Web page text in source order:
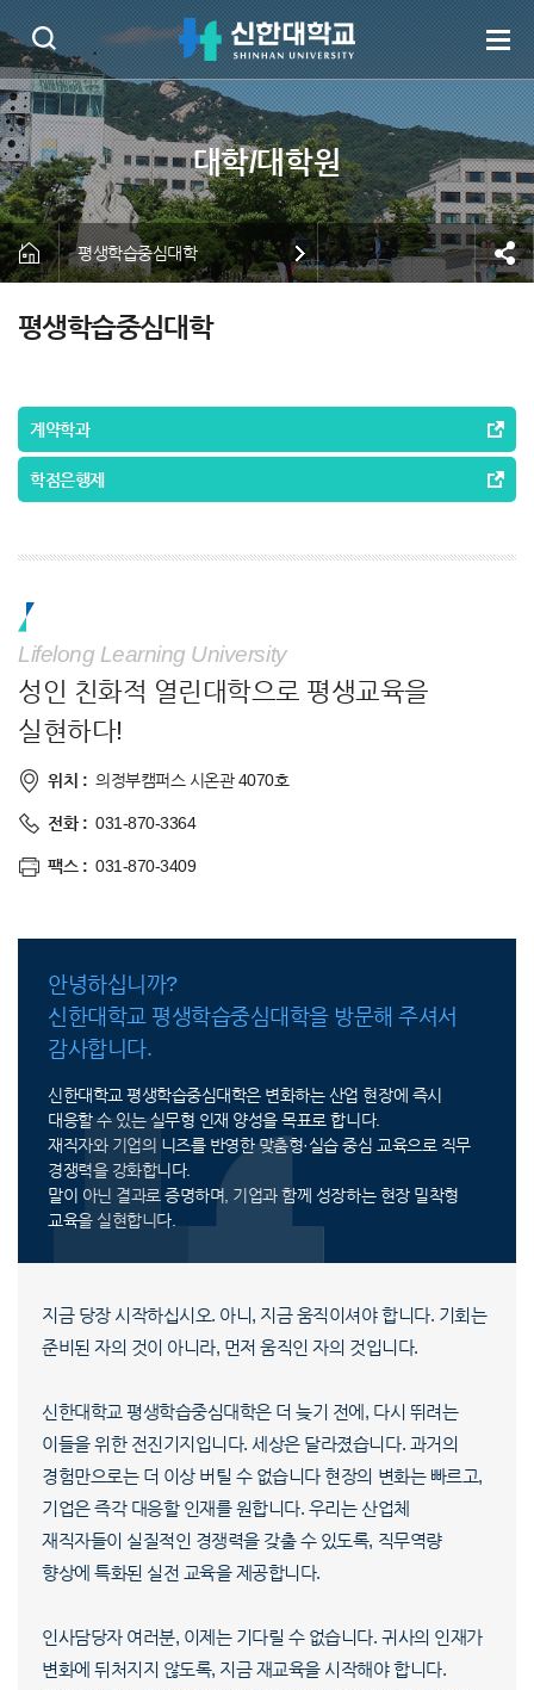
평생학습중심대학
평생학습중심대학
계약학과
학점은행제
Lifelong Learning University
성인 친화적 열린대학으로 평생교육을
실현하다!
위치 : 의정부캠퍼스 시온관 4070호
전화 : 031-870-3364
팩스 : 031-870-3409
안녕하십니까?
신한대학교 평생학습중심대학을 방문해 주셔서
감사합니다.
신한대학교 평생학습중심대학은 변화하는 산업 현장에 즉시
대응할 수 있는 실무형 인재 양성을 목표로 합니다.
재직자와 기업의 니즈를 반영한 맞춤형·실습 중심 교육으로 직무
경쟁력을 강화합니다.
말이 아닌 결과로 증명하며, 기업과 함께 성장하는 현장 밀착형
교육을 실현합니다.
지금 당장 시작하십시오. 아니, 지금 움직이셔야 합니다. 기회는
준비된 자의 것이 아니라, 먼저 움직인 자의 것입니다.
신한대학교 평생학습중심대학은 더 늦기 전에, 다시 뛰려는
이들을 위한 전진기지입니다. 세상은 달라졌습니다. 과거의
경험만으로는 더 이상 버틸 수 없습니다 현장의 변화는 빠르고,
기업은 즉각 대응할 인재를 원합니다. 우리는 산업체
재직자들이 실질적인 경쟁력을 갖출 수 있도록, 직무역량
향상에 특화된 실전 교육을 제공합니다.
인사담당자 여러분, 이제는 기다릴 수 없습니다. 귀사의 인재가
변화에 뒤처지지 않도록, 지금 재교육을 시작해야 합니다.